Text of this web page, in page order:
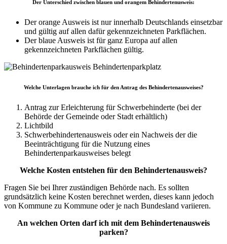
Der Unterschied zwischen blauen und orangem Behindertenusweis:
Der orange Ausweis ist nur innerhalb Deutschlands einsetzbar
und gültig auf allen dafür gekennzeichneten Parkflächen.
Der blaue Ausweis ist für ganz Europa auf allen
gekennzeichneten Parkflächen gültig.
Welche Unterlagen brauche ich für den Antrag des Behindertenausweises?
Antrag zur Erleichterung für Schwerbehinderte (bei der
Behörde der Gemeinde oder Stadt erhältlich)
Lichtbild
Schwerbehindertenausweis oder ein Nachweis der die
Beeinträchtigung für die Nutzung eines
Behindertenparkausweises belegt
Welche Kosten entstehen für den Behindertenausweis?
Fragen Sie bei Ihrer zuständigen Behörde nach. Es sollten
grundsätzlich keine Kosten berechnet werden, dieses kann jedoch
von Kommune zu Kommune oder je nach Bundesland variieren.
An welchen Orten darf ich mit dem Behindertenausweis
parken?